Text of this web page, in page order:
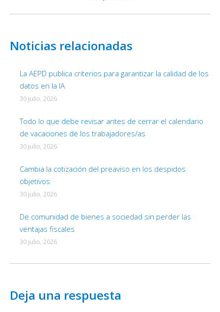
Noticias relacionadas
La AEPD publica criterios para garantizar la calidad de los
datos en la IA
30 julio, 2026
Todo lo que debe revisar antes de cerrar el calendario
de vacaciones de los trabajadores/as
30 julio, 2026
Cambia la cotización del preaviso en los despidos
objetivos
30 julio, 2026
De comunidad de bienes a sociedad sin perder las
ventajas fiscales
30 julio, 2026
Deja una respuesta